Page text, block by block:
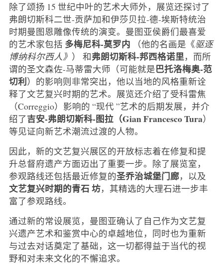
除了颂扬 15 世纪中叶的艺术大师外，展览还探讨了
弗朗切斯科二世-贡萨加和伊莎贝拉-德-埃斯特统治
时期曼图恩雕像传统的演变。曼图亚侯爵们最喜爱
的艺术家包括 多梅尼科-莫罗内 （他的名画是《驱逐
博纳科尔西人》 ） 和弗朗切斯科-邦西格诺里，而所
谓的圣文森佐-马蒂雷大师（可能就是巴托洛梅奥-范
切利）的影响则非常突出，他以当地的风格重新诠
释了文艺复兴时期的艺术。展览还介绍了受科雷焦
（Correggio）影响的 “现代 ”艺术的后期发展，并介
绍了吉安-弗朗切斯科-图拉（Gian Francesco Tura）
等见证向新艺术潮流过渡的人物。
因此，新的文艺复兴展区的开放标志着在修复和提
升总督府遗产方面迈出了重要一步。除了展览室，
参观路线还包括最近修复的圣乔治城堡门廊，以及
文艺复兴时期的青石坊，其精选的大理石进一步丰
富了参观路线。
通过新的常设展览，曼图亚确认了自己作为文艺复
兴遗产艺术和鉴赏中心的卓越地位，同时也为重新
与过去对话奠定了基础，这一切都得益于当代的视
野和对未来文化的不懈追求。